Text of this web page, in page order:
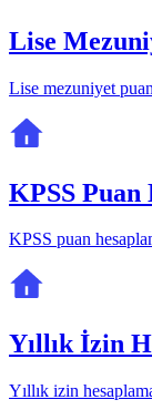
Lise
Lise mezuniyet
KPSS Puan
KPSS puan
Yıllık İzin
Yıllık izin